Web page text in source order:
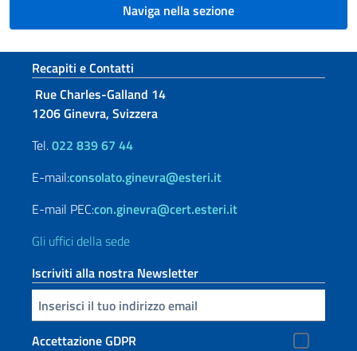
Naviga nella sezione
Sezione footer
Recapiti e Contatti
Rue Charles-Galland 14
1206 Ginevra, Svizzera
Tel.022 839 67 44
E-mail:consolato.ginevra@esteri.it
E-mail PEC:con.ginevra@cert.esteri.it
Gli uffici della sede
Iscriviti alla nostra Newsletter
Inserisci la tua email
Accettazione GDPR